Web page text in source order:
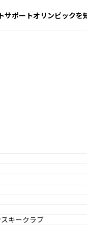
サポートオリンピックを
キークラブ